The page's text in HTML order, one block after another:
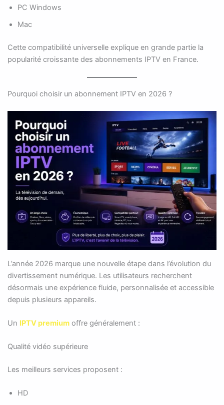
PC Windows
Mac
Cette compatibilité universelle explique en grande partie la
popularité croissante des abonnements IPTV en France.
Pourquoi choisir un abonnement IPTV en 2026 ?
L’année 2026 marque une nouvelle étape dans l’évolution du
divertissement numérique. Les utilisateurs recherchent
désormais une expérience fluide, personnalisée et accessible
depuis plusieurs appareils.
Un IPTV premiumoffre généralement :
Qualité vidéo supérieure
Les meilleurs services proposent :
HD